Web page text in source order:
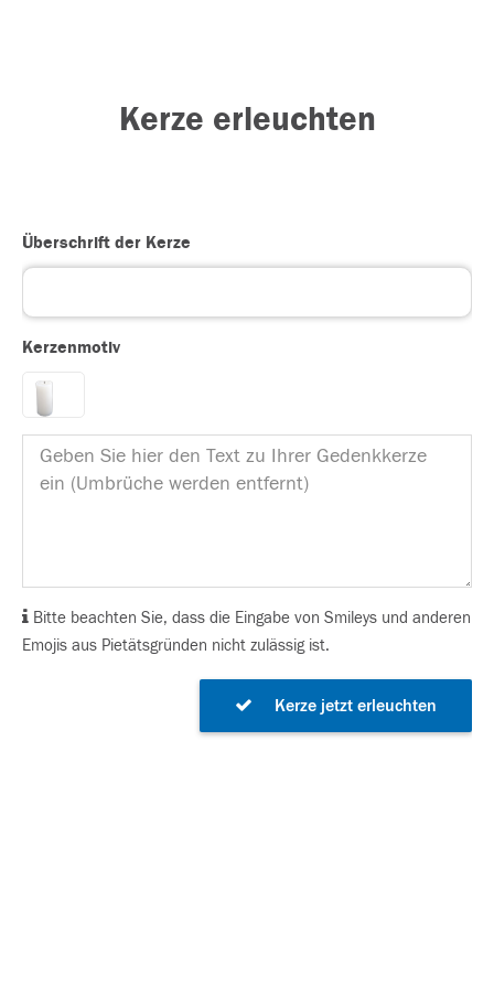
Kerze erleuchten
Überschrift der Kerze
Kerzenmotiv
Bitte beachten Sie, dass die Eingabe von Smileys und anderen
Emojis aus Pietätsgründen nicht zulässig ist.
Kerze jetzt erleuchten